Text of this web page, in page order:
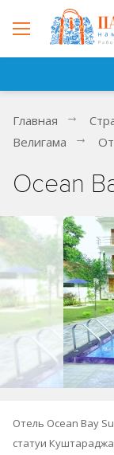
Главная
Велигама
Ocean
Отель Ocean Bay
статуи